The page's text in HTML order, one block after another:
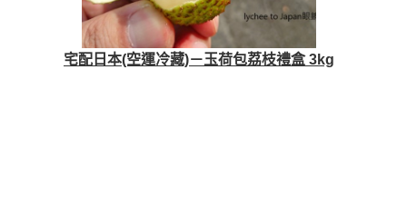
宅配日本(空運冷藏)－玉荷包荔枝禮盒 3kg